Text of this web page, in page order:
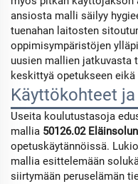
ansiosta malli säilyy
tuenahan laitosten
oppimisympäristöjen
uusien mallien jatkuvasta
keskittyä opetukseen
Käyttökohteet
Useita koulutustasoja
mallia 50126.02
opetuskäytännöissä.
mallia esittelemään
siirtymään peruselämän